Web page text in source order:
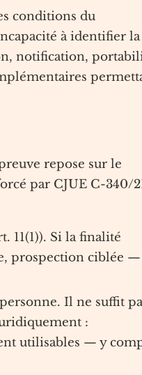
conditions du
à identifier la
notification,
repose sur le
par CJUE C-340/
11(1)). Si la finalité
prospection ciblée —
Il ne suffit
:
utilisables — y